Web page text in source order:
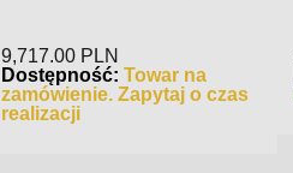
9,717.00 PLN
Dostępność: Towar na
zamówienie. Zapytaj o czas
realizacji